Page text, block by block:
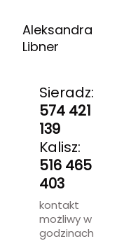
Aleksandra
Libner
Sieradz:
574 421
139
Kalisz:
516 465
403
kontakt
możliwy w
godzinach